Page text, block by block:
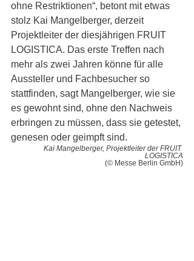
ohne Restriktionen“, betont mit etwas
stolz Kai Mangelberger, derzeit
Projektleiter der diesjährigen FRUIT
LOGISTICA. Das erste Treffen nach
mehr als zwei Jahren könne für alle
Aussteller und Fachbesucher so
stattfinden, sagt Mangelberger, wie sie
es gewohnt sind, ohne den Nachweis
erbringen zu müssen, dass sie getestet,
genesen oder geimpft sind.
Kai Mangelberger, Projektleiter der FRUIT
LOGISTICA
(© Messe Berlin GmbH)